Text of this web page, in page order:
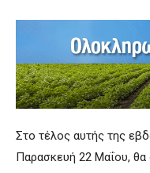
Στο τέλος αυτής της
Παρασκευή 22 Μαΐου, θα